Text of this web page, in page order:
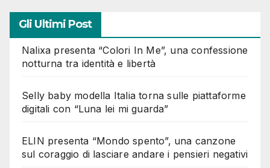
Gli Ultimi Post
Nalixa presenta “Colori In Me”, una confessione
notturna tra identità e libertà
Selly baby modella Italia torna sulle piattaforme
digitali con “Luna lei mi guarda”
ELIN presenta “Mondo spento”, una canzone
sul coraggio di lasciare andare i pensieri negativi